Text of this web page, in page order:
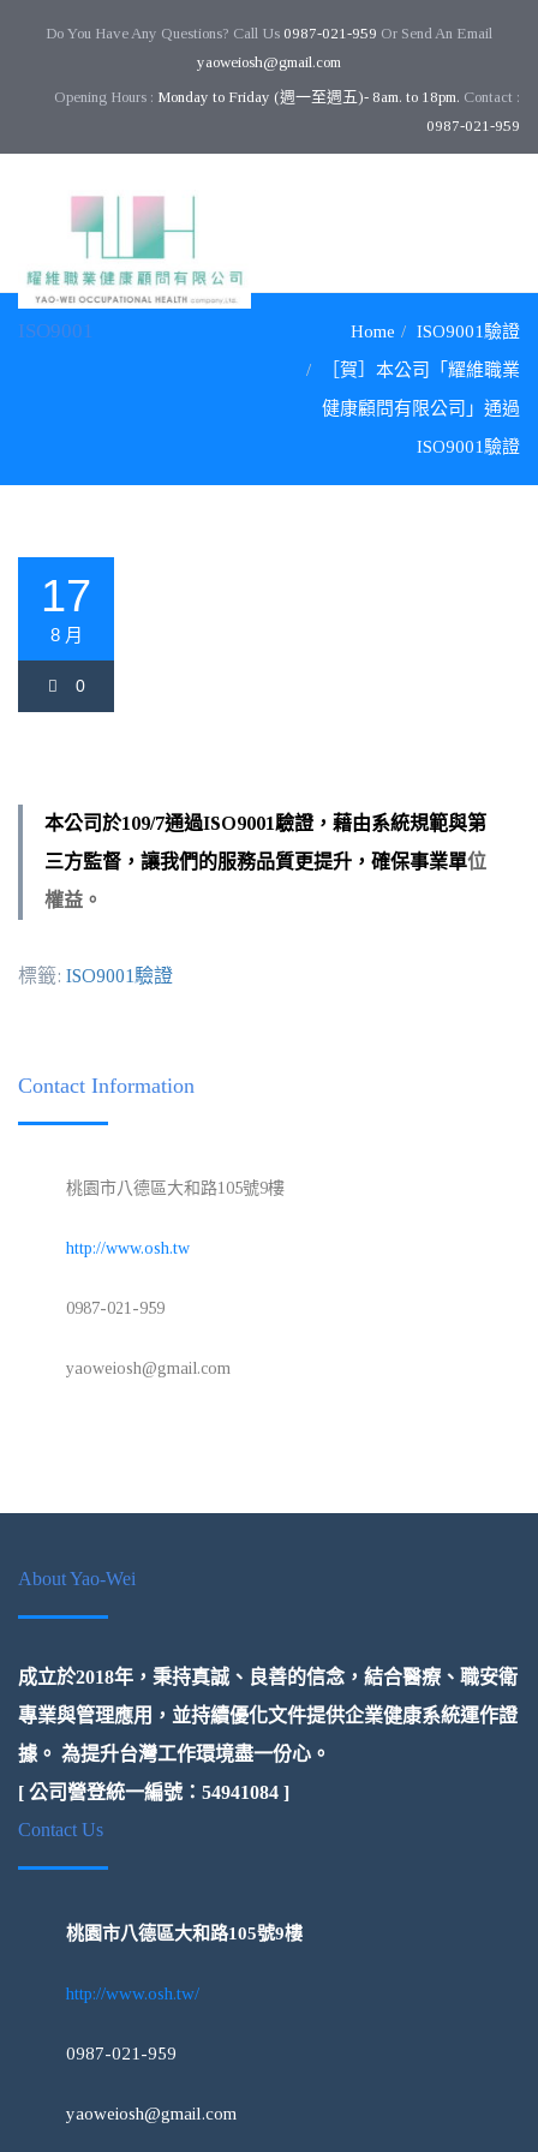
Do You Have Any Questions? Call Us 0987-021-959 Or Send An Email
yaoweiosh@gmail.com
Opening Hours : Monday to Friday (週一至週五)- 8am. to 18pm. Contact :
0987-021-959
ISO9001 Home
ISO9001驗證
［賀］本公司「耀維職業
健康顧問有限公司」通過
ISO9001驗證
17
8 月
0
本公司於109/7通過ISO9001驗證，藉由系統規範與第
三方監督，讓我們的服務品質更提升，確保事業單位
權益。
標籤: ISO9001驗證
Contact Information
桃園市八德區大和路105號9樓
http://www.osh.tw
0987-021-959
yaoweiosh@gmail.com
About Yao-Wei
成立於2018年，秉持真誠、良善的信念，結合醫療、職安衛
專業與管理應用，並持續優化文件提供企業健康系統運作證
據。 為提升台灣工作環境盡一份心。
[ 公司營登統一編號：54941084 ]
Contact Us
桃園市八德區大和路105號9樓
http://www.osh.tw/
0987-021-959
yaoweiosh@gmail.com